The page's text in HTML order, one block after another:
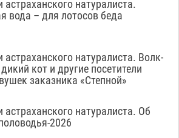
астраханского натуралиста.
вода – для лотосов беда
астраханского натуралиста. Волк-
кот и другие посетители
заказника «Степной»
астраханского натуралиста. Об
2026